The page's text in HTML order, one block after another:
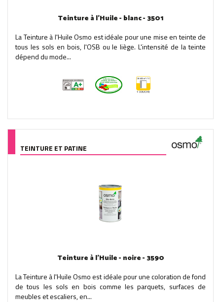
Teinture à l'Huile - blanc - 3501
La Teinture à l'Huile Osmo est idéale pour une mise en teinte de
tous les sols en bois, l'OSB ou le liège. L'intensité de la teinte
dépend du mode...
TEINTURE ET PATINE
Teinture à l'Huile - noire - 3590
La Teinture à l'Huile Osmo est idéale pour une coloration de fond
de tous les sols en bois comme les parquets, surfaces de
meubles et escaliers, en...